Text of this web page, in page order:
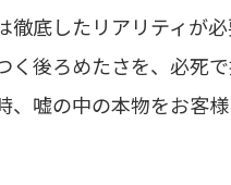
底したリアリティが
く後ろめたさを、必死
嘘の中の本物をお客様